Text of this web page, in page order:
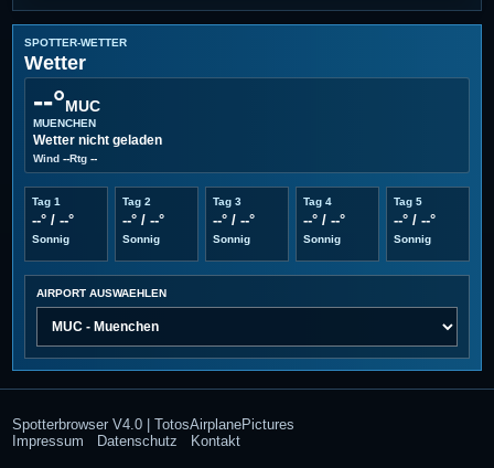
SPOTTER-WETTER
Wetter
--°MUC
MUENCHEN
Wetter nicht geladen
Wind --Rtg --
Tag 1
--° / --°
Sonnig
Tag 2
--° / --°
Sonnig
Tag 3
--° / --°
Sonnig
Tag 4
--° / --°
Sonnig
Tag 5
--° / --°
Sonnig
AIRPORT AUSWAEHLEN
Spotterbrowser V4.0 | TotosAirplanePictures
Impressum
Datenschutz Kontakt